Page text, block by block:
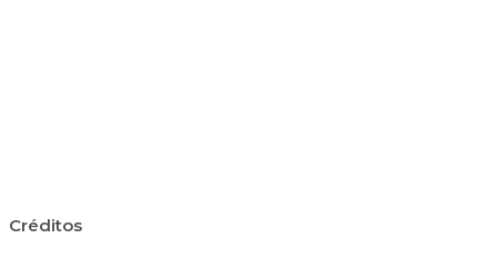
Créditos